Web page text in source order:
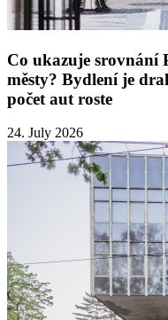
Co ukazuje srovnání
městy? Bydlení je
počet aut roste
24. July 2026